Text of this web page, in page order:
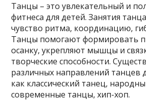
Танцы – это увлекательный и
фитнеса для детей. Занятия
чувство ритма, координацию,
Танцы помогают формировать
осанку, укрепляют мышцы и
творческие способности.
различных направлений танцев
как классический танец,
современные танцы, хип-хоп.